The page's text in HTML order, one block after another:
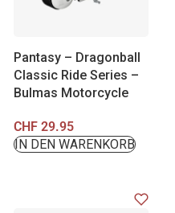
Pantasy – Dragonball
Classic Ride Series –
Bulmas Motorcycle
CHF29.95
IN DEN WARENKORB